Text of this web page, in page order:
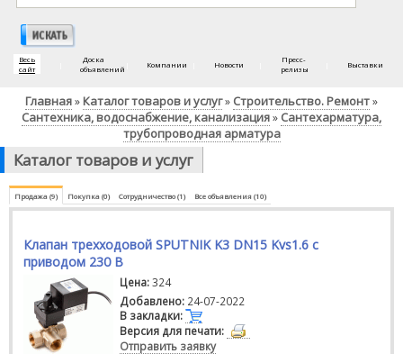
Весь
сайт
Доска
объявлений
Компании Новости
Пресс-
релизы
Выставки
Главная» Каталог товаров и услуг» Строительство. Ремонт»
Сантехника, водоснабжение, канализация» Сантехарматура,
трубопроводная арматура
Каталог товаров и услуг
Продажа (9) Покупка (0) Сотрудничество (1) Все объявления (10)
Клапан трехходовой SPUTNIK K3 DN15 Kvs1.6 с
приводом 230 В
Цена:324
Добавлено: 24-07-2022
В закладки:
Версия для печати:
Отправить заявку